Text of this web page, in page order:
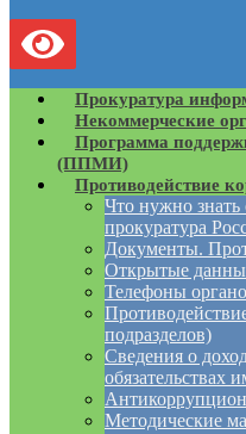
Прокуратура
Некоммерческие
Программа
(ППМИ)
Противодействие
Что нужно знать
прокуратура
Документы.
Открытые
Телефоны
подразделов)
Сведения о
обязательствах
Методические